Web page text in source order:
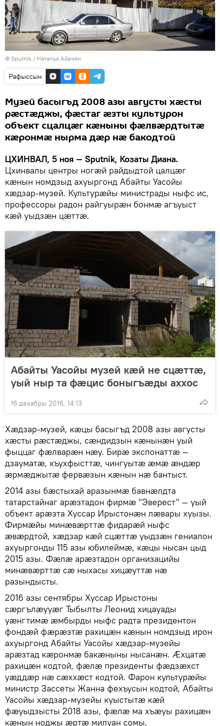
© Sputnik / Наталья Айриян
Рафыссын
Музей басыгъд 2008 азы августы хӕсты
рӕстӕджы, фӕстаг ӕзты культурон
объект сцалцӕг кӕныны фӕлвӕрдтытӕ
кӕронмӕ нырма дӕр нӕ бакодтой
ЦХИНВАЛ, 5 ноя — Sputnik, Козаты Диана.
Цхинвалы центры ногӕй райдыдтой цалцӕг
кӕнын номдзыд ахуыргонд Абайты Уасойы
хӕдзар-музей. Культурӕйы министрады ныфс ис,
профессоры радон райгуырӕн бонмӕ агъуыст
кӕй уыдзӕн цӕттӕ.
Абайты Уасойы музей кӕй не сцӕттӕ,
уый ныр та фӕцис боныгъӕды аххос
16 декабры 2016, 14:13
Хӕдзар-музей, кӕцы басыгъд 2008 азы августы
хӕсты рӕстӕджы, сӕндидзын кӕнынӕн уый
фыццаг фӕлварӕн нӕу. Бирӕ экспонаттӕ —
дзауматӕ, къухфысттӕ, чингуытӕ ӕмӕ ӕндӕр
ӕрмӕджытӕ фервӕзын кӕнын нӕ бантыст.
2014 азы бӕстыхай аразынмӕ бавнӕлдта
татарстайнаг арӕзтадон фирмӕ "Эверест" — уый
объект арӕзта Хуссар Ирыстонӕн лӕвары хуызы.
Фирмӕйы минӕвӕрттӕ фидарӕй ныфс
ӕвӕрдтой, хӕдзар кӕй сцӕттӕ уыдзӕн гениалон
ахуыргонды 115 азы юбилеймӕ, кӕцы нысан цыд
2015 азы. Фæлæ арӕзтадон организацийы
минӕвӕрттӕ сæ ныхасы хицӕуттӕ нæ
разындысты.
2016 азы сентябры Хуссар Ирыстоны
сӕргълӕууӕг Тыбылты Леонид хицауады
уӕнгтимӕ ӕмбырды ныфс радта президентон
фондӕй фӕрӕзтӕ рахицӕн кӕнын номдзыд ирон
ахуыргонд Абайты Уасойы хæдзар-музейы
арæзтад кӕронмӕ бакӕныны нысанæн. Ӕхцатӕ
рахицӕн кодтой, фӕлӕ президенты фӕдзӕхст
уӕддӕр нӕ сӕххӕст кодтой. Фарон культурӕйы
министр Зассеты Жанна фехъусын кодтой, Абайты
Уасойы хӕдзар-музейы куыстытӕ кӕй
фӕуыдзысты 2018 азы, фӕлӕ ма хъӕуы рахицӕн
кӕнын ноджы ӕртӕ милуан сомы.